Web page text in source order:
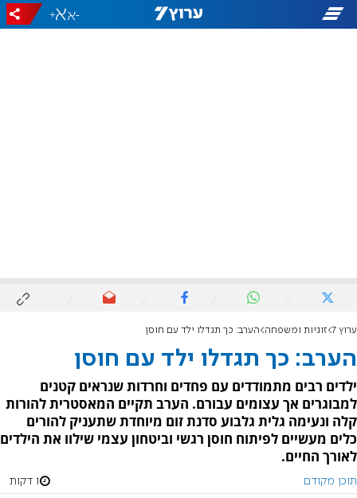
-
+
ערוץ 7 זוגיות ומשפחה הערב: כך תגדלו ילד עם חוסן
הערב: כך תגדלו ילד עם חוסן
ילדים רבים מתמודדים עם פחדים וחרדות שנראים קטנים
למבוגרים אך עצומים עבורם. הערב תקיים המאסטרית להורות
קלה ונעימה גלית גלבוע סדנת זום מיוחדת שתעניק להורים
כלים מעשיים לפיתוח חוסן רגשי וביטחון עצמי שילוו את הילדים
לאורך החיים.
תוכן מקודם 1 דקות